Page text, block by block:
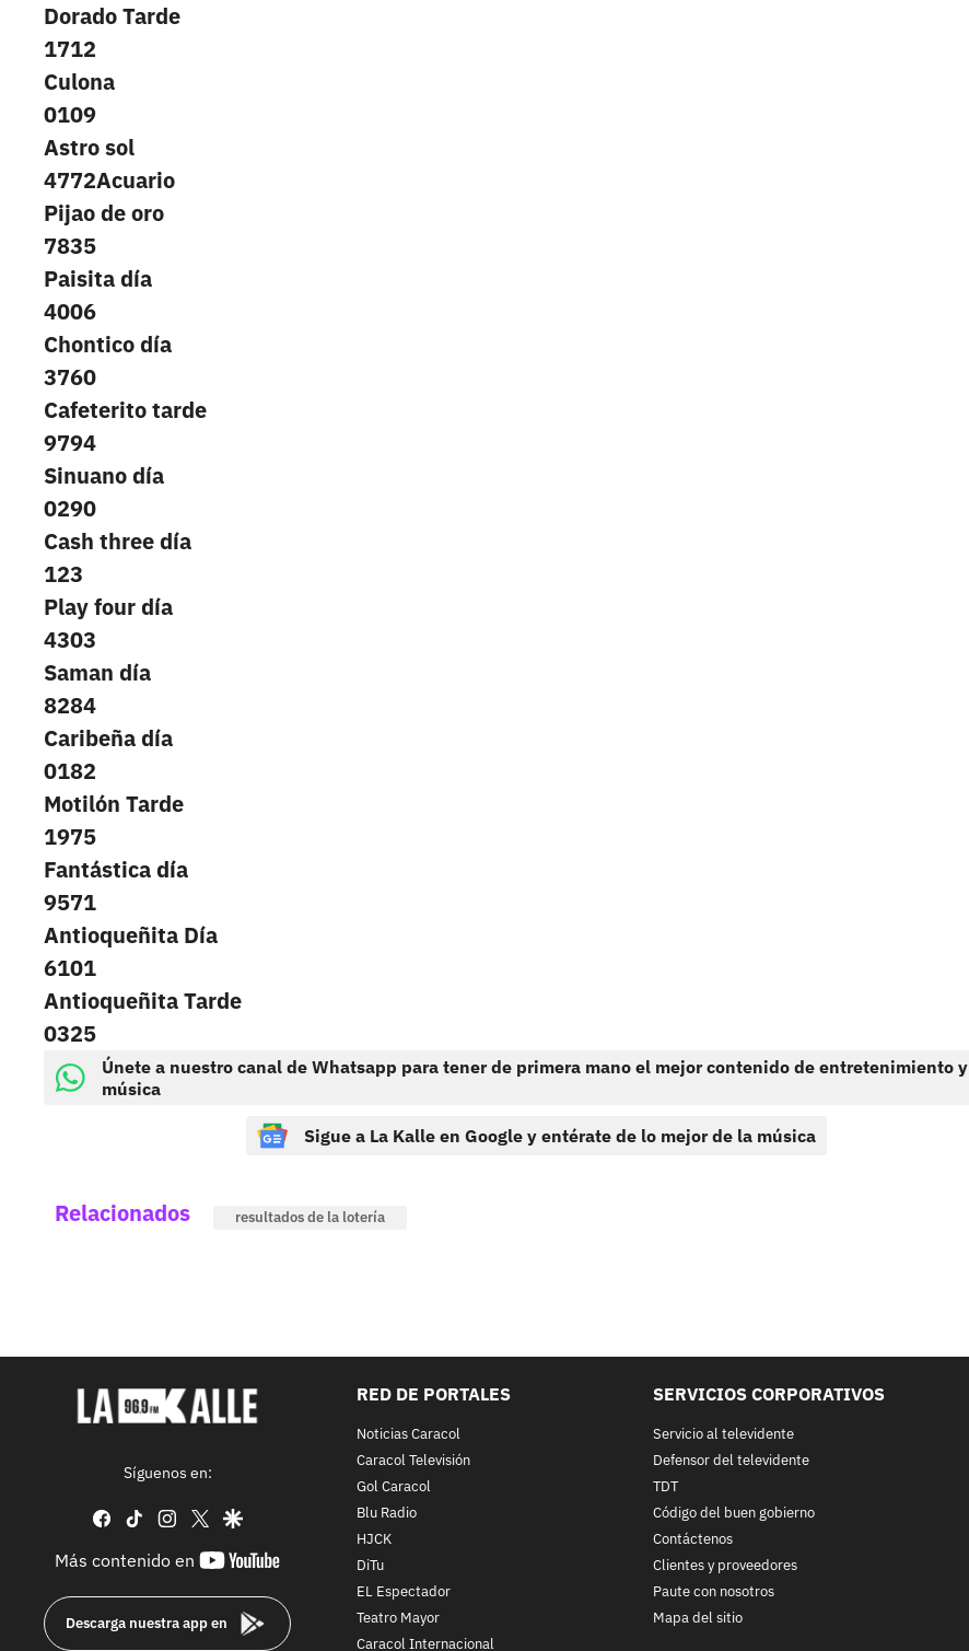
Dorado Tarde
1712
Culona
0109
Astro sol
4772Acuario
Pijao de oro
7835
Paisita día
4006
Chontico día
3760
Cafeterito tarde
9794
Sinuano día
0290
Cash three día
123
Play four día
4303
Saman día
8284
Caribeña día
0182
Motilón Tarde
1975
Fantástica día
9571
Antioqueñita Día
6101
Antioqueñita Tarde
0325
Únete a nuestro canal de Whatsapp para tener de primera mano el mejor contenido de entretenimiento y
música
Sigue a La Kalle en Google y entérate de lo mejor de la música
Relacionados resultados de la lotería
Síguenos en:
facebook
tiktok instagram
twittergoogle
Más contenido en
youtube-
Descarga nuestra app en
RED DE PORTALES
Noticias Caracol
Caracol Televisión
Gol Caracol
Blu Radio
HJCK
DiTu
EL Espectador
Teatro Mayor
Caracol Internacional
SERVICIOS CORPORATIVOS
Servicio al televidente
Defensor del televidente
TDT
Código del buen gobierno
Contáctenos
Clientes y proveedores
Paute con nosotros
Mapa del sitio